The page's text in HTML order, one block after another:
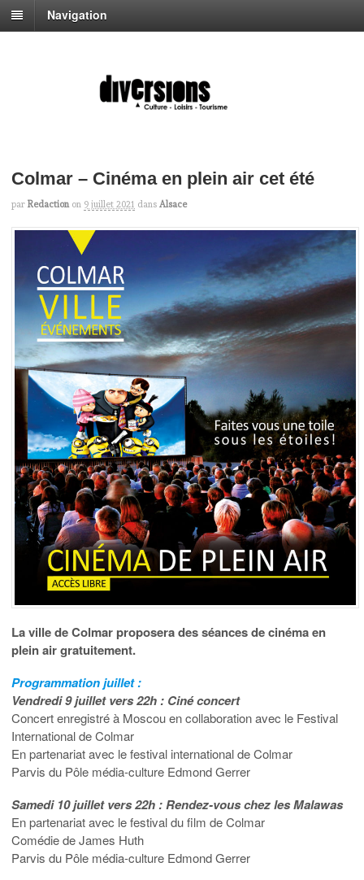
Navigation
Colmar – Cinéma en plein air cet été
par Redaction on 9 juillet 2021 dans Alsace
La ville de Colmar proposera des séances de cinéma en
plein air gratuitement.
Programmationjuillet :
Vendredi 9 juillet vers 22h : Ciné concert
Concert enregistré à Moscou en collaboration avec le Festival
International de Colmar
En partenariat avec le festival international de Colmar
Parvis du Pôle média-culture Edmond Gerrer
Samedi 10 juillet vers 22h : Rendez-vous chez les Malawas
En partenariat avec le festival du film de Colmar
Comédie de James Huth
Parvis du Pôle média-culture Edmond Gerrer